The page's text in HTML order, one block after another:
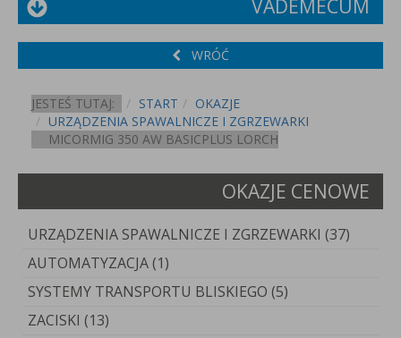
VADEMECUM
WRÓĆ
JESTEŚ TUTAJ: START
OKAZJE
URZĄDZENIA SPAWALNICZE I ZGRZEWARKI
MICORMIG 350 AW BASICPLUS LORCH
OKAZJE CENOWE
URZĄDZENIA SPAWALNICZE I ZGRZEWARKI (37)
AUTOMATYZACJA (1)
SYSTEMY TRANSPORTU BLISKIEGO (5)
ZACISKI (13)